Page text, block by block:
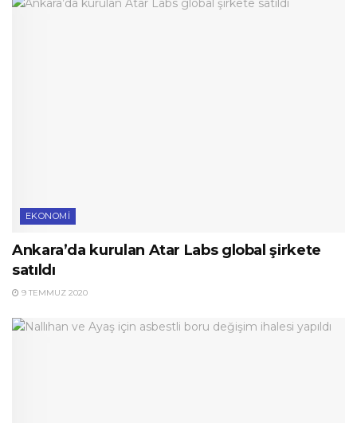
EKONOMI
Ankara’da kurulan Atar Labs global şirkete
satıldı
9 TEMMUZ 2020